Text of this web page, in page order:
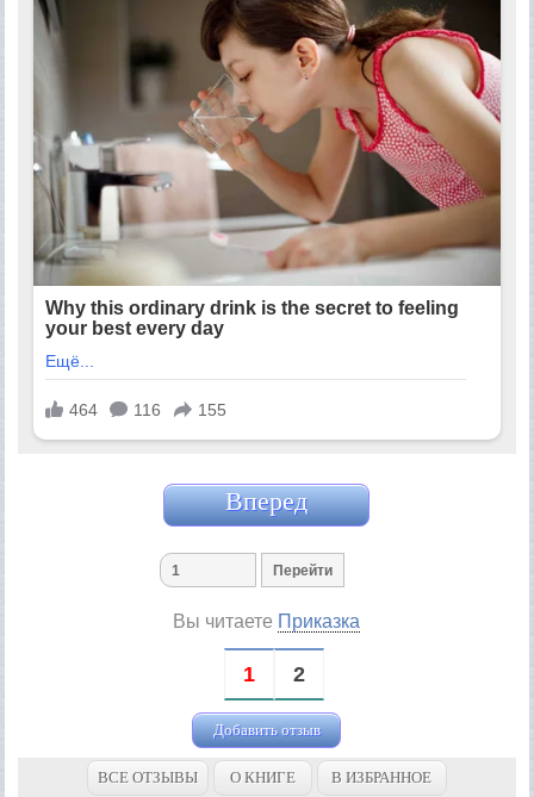
Вперед
Вы читаете Приказка
1 2
Добавить отзыв
ВСЕ ОТЗЫВЫ О КНИГЕ В ИЗБРАННОЕ